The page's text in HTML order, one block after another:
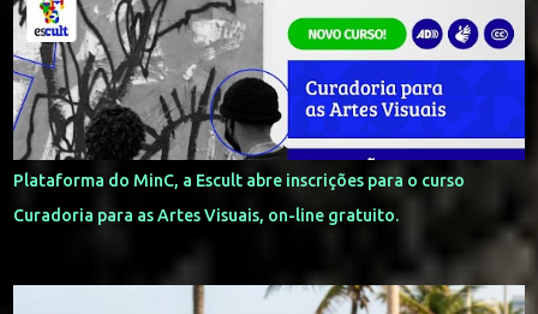
r
i
o
s
Plataforma do MinC, a Escult abre inscrições para o curso
Curadoria para as Artes Visuais, on-line gratuito.